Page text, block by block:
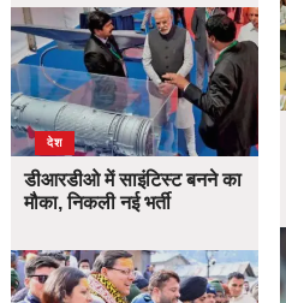
देश
डीआरडीओ में साइंटिस्ट बनने का
मौका, निकली नई भर्ती